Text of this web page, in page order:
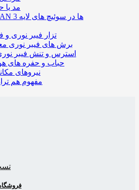
مد یا
مسیریابی بین VLAN ها در سوئیچ های لایه 3
تزار فیبر نوری
برش های فیبر نوری
استرس و تنش فیبر
حباب و حفره‌ های
نیروهای
مفهوم هم